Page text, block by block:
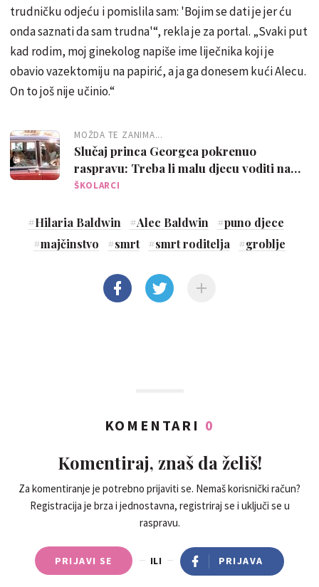
trudničku odjeću i pomislila sam: 'Bojim se dati je jer ću
onda saznati da sam trudna'“, rekla je za portal. „Svaki put
kad rodim, moj ginekolog napiše ime liječnika koji je
obavio vazektomiju na papirić, a ja ga donesem kući Alecu.
On to još nije učinio.“
MOŽDA TE ZANIMA...
Slučaj princa Georgea pokrenuo
raspravu: Treba li malu djecu voditi na
groblje i sprovode?
ŠKOLARCI
#Hilaria Baldwin #Alec Baldwin #puno djece
#majčinstvo #smrt #smrt roditelja #groblje
KOMENTARI 0
Komentiraj, znaš da želiš!
Za komentiranje je potrebno prijaviti se. Nemaš korisnički račun?
Registracija je brza i jednostavna, registriraj se i uključi se u
raspravu.
PRIJAVI SE ILI PRIJAVA